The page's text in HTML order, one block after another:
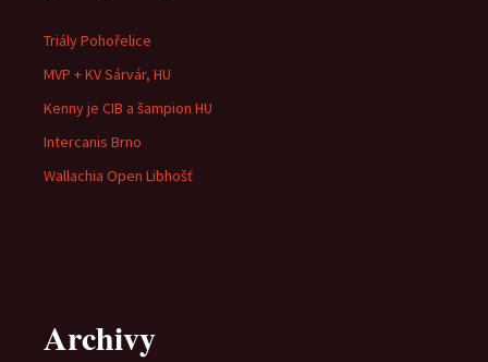
Triály Pohořelice
MVP + KV Sárvár, HU
Kenny je CIB a šampion HU
Intercanis Brno
Wallachia Open Libhošť
Archivy